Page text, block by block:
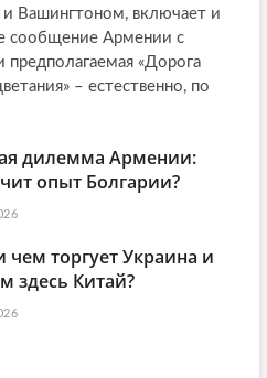
Вашингтоном, включает и
сообщение Армении с
предполагаемая «Дорога
– естественно, по
дилемма Армении:
опыт Болгарии?
чем торгует Украина и
здесь Китай?